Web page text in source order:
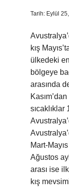
Tarih: Eylül
kış
ülkedeki en
bölgeye
arasında
sıcaklıklar
Mart-
Ağustos
arası ise
kış